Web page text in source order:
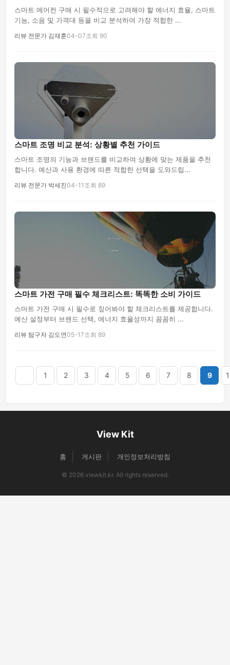
스마트 에어컨 구매 시 필수적으로 고려해야 할 에너지 효율, 스마트
기능, 소음 및 가격대 등을 비교 분석하여 가장 적합한 ...
리뷰 전문가 김재훈04-07조회 90
스마트 조명 비교 분석: 상황별 추천 가이드
스마트 조명의 기능과 브랜드를 비교하여 상황에 맞는 제품을 추천
합니다. 예산과 사용 환경에 따른 적합한 선택을 도와드립...
리뷰 전문가 박세진04-11 조회 89
스마트 가전 구매 필수 체크리스트: 똑똑한 소비 가이드
스마트 가전 구매 시 필수로 짚어봐야 할 체크리스트를 제공합니다.
예산 설정부터 브랜드 선택, 에너지 효율성까지 꼼꼼히 ...
리뷰 탐구자 김도연05-17조회 89
1 2 3 4 5 6 7 8 9
View Kit
홈 게시판 개인정보처리방침
© 2026 viewkit.kr. All rights reserved.